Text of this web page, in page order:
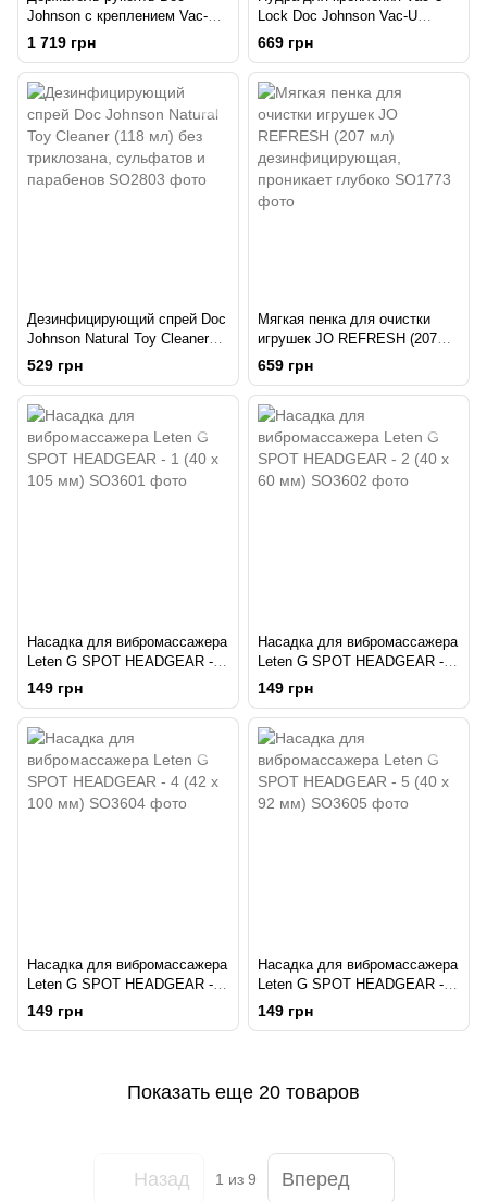
Johnson с креплением Vac-U-
Lock - Black Handle для
игрушек
1 719 грн
Lock Doc Johnson Vac-U
Powder
669 грн
Дезинфицирующий спрей Doc
Johnson Natural Toy Cleaner
(118 мл) без триклозана,
сульфатов и парабенов
529 грн
Мягкая пенка для очистки
игрушек JO REFRESH (207
мл) дезинфицирующая,
проникает глубоко
659 грн
Насадка для вибромассажера
Leten G SPOT HEADGEAR - 1
(40 x 105 мм)
149 грн
Насадка для вибромассажера
Leten G SPOT HEADGEAR - 2
(40 x 60 мм)
149 грн
Насадка для вибромассажера
Leten G SPOT HEADGEAR - 4
(42 x 100 мм)
149 грн
Насадка для вибромассажера
Leten G SPOT HEADGEAR - 5
(40 x 92 мм)
149 грн
Показать еще 20 товаров
Назад 1 из 9 Вперед